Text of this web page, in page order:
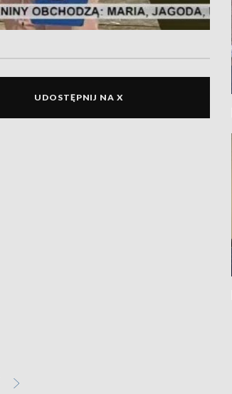
UDOSTĘPNIJ NA X